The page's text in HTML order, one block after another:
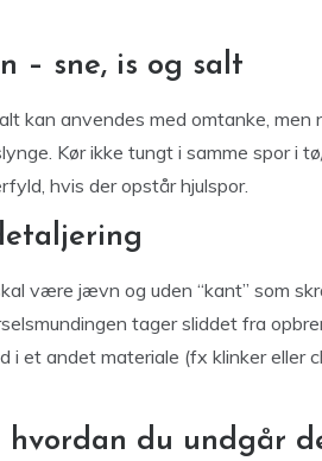
– sne, is og salt
kan anvendes med omtanke,
Kør ikke tungt i samme spor i
hvis der opstår hjulspor.
være jævn og uden “kant” som
tager sliddet fra
i et andet materiale (fx klinker eller
hvordan du undgår